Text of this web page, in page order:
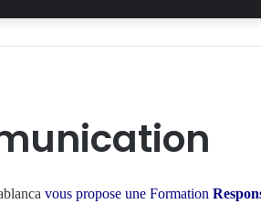
vous propose une Formation